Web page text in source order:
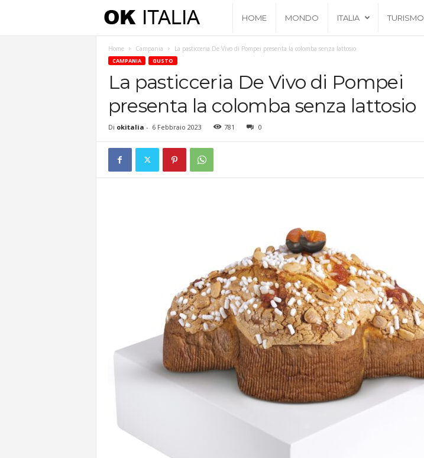
t
a
HOME MONDO ITALIA TURISMO
Home Campania La pasticceria De Vivo di Pompei presenta la colomba senza lattosio
CAMPANIA GUSTO
La pasticceria De Vivo di Pompei
presenta la colomba senza lattosio
Di okitalia - 6 Febbraio 2023 781 0